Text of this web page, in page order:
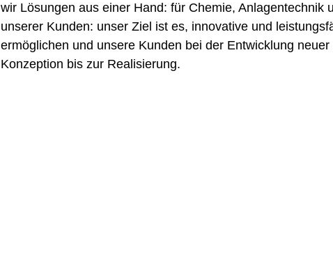
wir Lösungen aus einer Hand: für Chemie,
unserer Kunden: unser Ziel ist es, innovative und
ermöglichen und unsere Kunden bei der Entwicklung
Konzeption bis zur Realisierung.